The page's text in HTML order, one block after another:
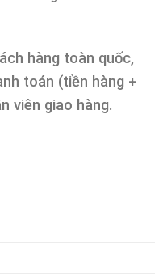
hàng toàn quốc,
toán (tiền hàng +
viên giao hàng.